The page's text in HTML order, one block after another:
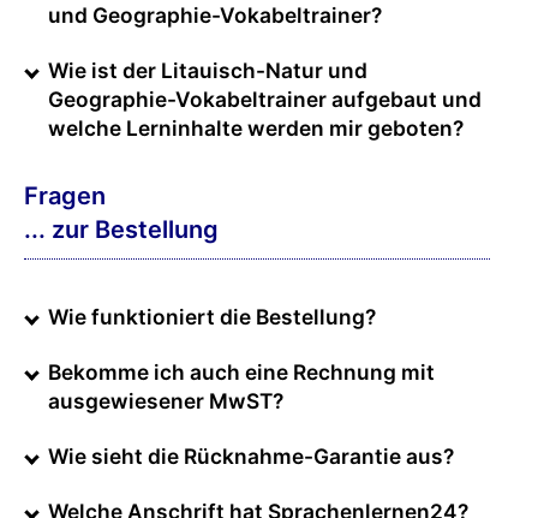
und Geographie-Vokabeltrainer?
Wie ist der Litauisch-Natur und
Geographie-Vokabeltrainer aufgebaut und
welche Lerninhalte werden mir geboten?
Fragen
... zur Bestellung
Wie funktioniert die Bestellung?
Bekomme ich auch eine Rechnung mit
ausgewiesener MwST?
Wie sieht die Rücknahme-Garantie aus?
Welche Anschrift hat Sprachenlernen24?